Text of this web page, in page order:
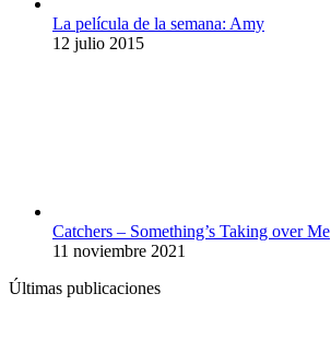
La película de la semana: Amy
12 julio 2015
Catchers – Something’s Taking over Me
11 noviembre 2021
Últimas publicaciones